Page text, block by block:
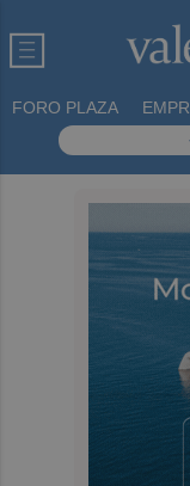
FORO PLAZA